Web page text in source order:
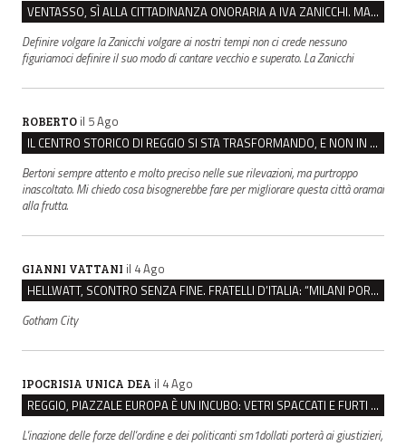
VENTASSO, SÌ ALLA CITTADINANZA ONORARIA A IVA ZANICCHI. MA BARGIACCHI: “È DI PESSIMO GUSTO”
Definire volgare la Zanicchi volgare ai nostri tempi non ci crede nessuno
figuriamoci definire il suo modo di cantare vecchio e superato. La Zanicchi
ROBERTO il 5 Ago
IL CENTRO STORICO DI REGGIO SI STA TRASFORMANDO, E NON IN MEGLIO
Bertoni sempre attento e molto preciso nelle sue rilevazioni, ma purtroppo
inascoltato. Mi chiedo cosa bisognerebbe fare per migliorare questa città oramai
alla frutta.
GIANNI VATTANI il 4 Ago
HELLWATT, SCONTRO SENZA FINE. FRATELLI D’ITALIA: “MILANI PORTA DOCUMENTI, DE FRANCO INSULTI”
Gotham City
IPOCRISIA UNICA DEA il 4 Ago
REGGIO, PIAZZALE EUROPA È UN INCUBO: VETRI SPACCATI E FURTI SULLE AUTO IN SOSTA
L'inazione delle forze dell'ordine e dei politicanti sm1dollati porterà ai giustizieri,